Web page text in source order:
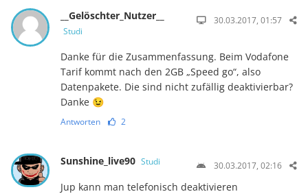
__Gelöschter_Nutzer__
Studi
30.03.2017, 01:57
Danke für die Zusammenfassung. Beim Vodafone
Tarif kommt nach den 2GB „Speed go“, also
Datenpakete. Die sind nicht zufällig deaktivierbar?
Danke 😉
Antworten 2
Sunshine_live90 Studi 30.03.2017, 02:16
Jup kann man telefonisch deaktivieren